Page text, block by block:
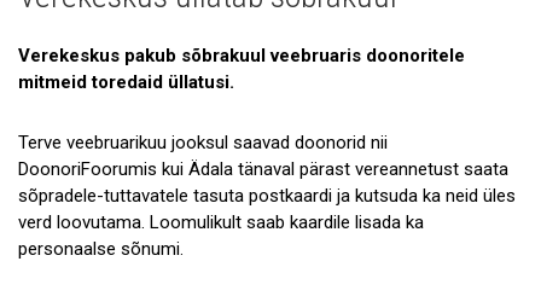
Galerii
Tule tööle!
Tule ekskursioonile!
Andmekaitse
Verekeskus pakub sõbrakuul veebruaris doonoritele
mitmeid toredaid üllatusi.
Terve veebruarikuu jooksul saavad doonorid nii
DoonoriFoorumis kui Ädala tänaval pärast vereannetust saata
sõpradele-tuttavatele tasuta postkaardi ja kutsuda ka neid üles
verd loovutama. Loomulikult saab kaardile lisada ka
personaalse sõnumi.